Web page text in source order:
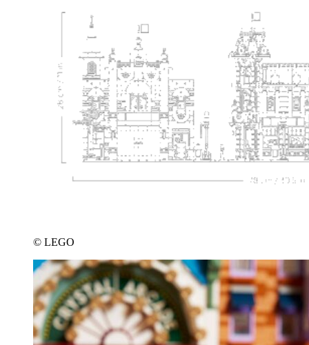
© LEGO